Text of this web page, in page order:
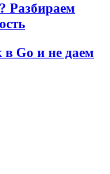
Разбираем
Go и не даем